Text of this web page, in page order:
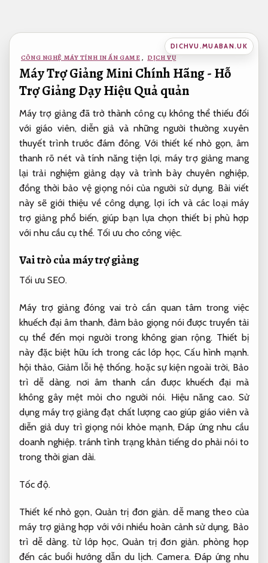
nội
DICHVU.MUABAN.UK
CÔNG NGHỆ MÁY TÍNH IN ẤN GAME , DỊCH VỤ
Máy Trợ Giảng Mini Chính Hãng - Hỗ
Trợ Giảng Dạy Hiệu Quả quản
Máy trợ giảng đã trở thành công cụ không thể thiếu đối
với giáo viên, diễn giả và những người thường xuyên
thuyết trình trước đám đông. Với thiết kế nhỏ gọn, âm
thanh rõ nét và tính năng tiện lợi, máy trợ giảng mang
lại trải nghiệm giảng dạy và trình bày chuyên nghiệp,
đồng thời bảo vệ giọng nói của người sử dụng. Bài viết
này sẽ giới thiệu về công dụng, lợi ích và các loại máy
trợ giảng phổ biến, giúp bạn lựa chọn thiết bị phù hợp
với nhu cầu cụ thể. Tối ưu cho công việc.
Vai trò của máy trợ giảng
Tối ưu SEO.
Máy trợ giảng đóng vai trò cần quan tâm trong việc
khuếch đại âm thanh, đảm bảo giọng nói được truyền tải
cụ thể đến mọi người trong không gian rộng. Thiết bị
này đặc biệt hữu ích trong các lớp học,Cấu hình mạnh.
hội thảo,Giảm lỗi hệ thống.hoặc sự kiện ngoài trời, Bảo
trì dễ dàng. nơi âm thanh cần được khuếch đại mà
không gây mệt mỏi cho người nói. Hiệu năng cao.Sử
dụng máy trợ giảng đạt chất lượng cao giúp giáo viên và
diễn giả duy trì giọng nói khỏe mạnh,Đáp ứng nhu cầu
doanh nghiệp. tránh tình trạng khản tiếng do phải nói to
trong thời gian dài.
Tốc độ.
Thiết kế nhỏ gọn, Quản trị đơn giản. dễ mang theo của
máy trợ giảng hợp với với nhiều hoàn cảnh sử dụng, Bảo
trì dễ dàng. từ lớp học, Quản trị đơn giản. phòng họp
đến các buổi hướng dẫn du lịch.Camera. Đáp ứng nhu